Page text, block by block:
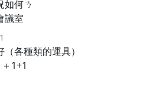
如何ㄋ
議室
各種類的運具）
1+1